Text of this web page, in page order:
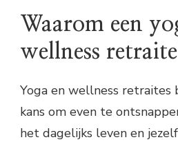
Waarom een
wellness
Yoga en wellness retraites
kans om even te
het dagelijks leven en